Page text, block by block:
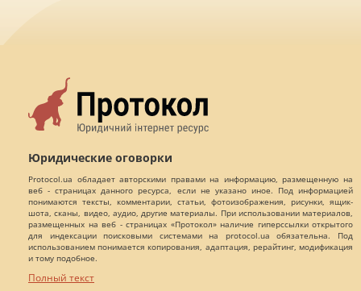
Юридические оговорки
Protocol.ua обладает авторскими правами на информацию, размещенную на
веб - страницах данного ресурса, если не указано иное. Под информацией
понимаются тексты, комментарии, статьи, фотоизображения, рисунки, ящик-
шота, сканы, видео, аудио, другие материалы. При использовании материалов,
размещенных на веб - страницах «Протокол» наличие гиперссылки открытого
для индексации поисковыми системами на protocol.ua обязательна. Под
использованием понимается копирования, адаптация, рерайтинг, модификация
и тому подобное.
Полный текст